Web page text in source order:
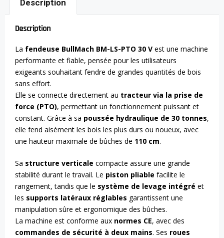
Description
Description
La fendeuse BullMach BM-LS-PTO 30 V est une machine
performante et fiable, pensée pour les utilisateurs
exigeants souhaitant fendre de grandes quantités de bois
sans effort.
Elle se connecte directement au tracteur via la prise de
force (PTO), permettant un fonctionnement puissant et
constant. Grâce à sa poussée hydraulique de 30 tonnes,
elle fend aisément les bois les plus durs ou noueux, avec
une hauteur maximale de bûches de 110 cm.
Sa structure verticale compacte assure une grande
stabilité durant le travail. Le piston pliable facilite le
rangement, tandis que le système de levage intégré et
les supports latéraux réglables garantissent une
manipulation sûre et ergonomique des bûches.
La machine est conforme aux normes CE, avec des
commandes de sécurité à deux mains. Ses roues